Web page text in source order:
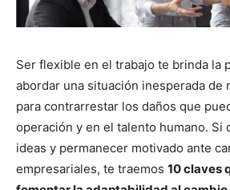
Ser flexible en el trabajo te brinda la
abordar una situación inesperada de
para contrarrestar los daños que
operación y en el talento humano. Si
ideas y permanecer motivado ante
empresariales, te traemos 10 claves